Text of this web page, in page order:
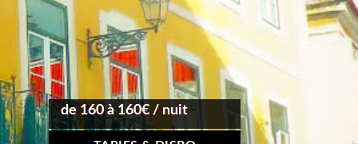
de 160 à 160€ / nuit